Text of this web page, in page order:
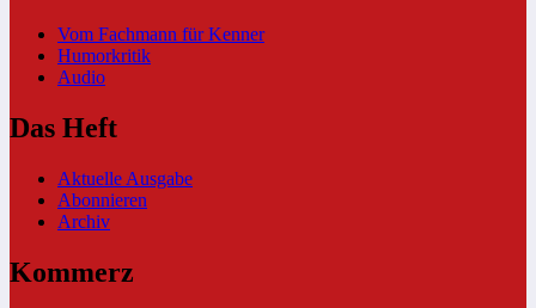
Vom Fachmann für Kenner
Humorkritik
Audio
Das Heft
Aktuelle Ausgabe
Abonnieren
Archiv
Kommerz